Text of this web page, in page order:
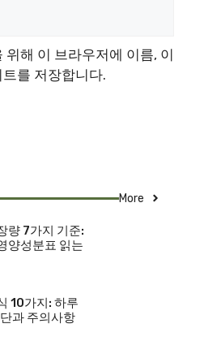
위해 이 브라우저에 이름, 이
를 저장합니다.
More
량 7가지 기준:
양성분표 읽는
10가지: 하루
과 주의사항